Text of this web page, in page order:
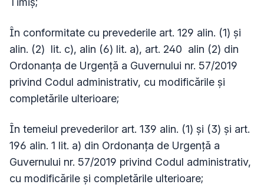
În conformitate cu prevederile art. 129 alin. (1) și
alin. (2) lit. c), alin (6) lit. a), art. 240 alin (2) din
Ordonanţa de Urgenţă a Guvernului nr. 57/2019
privind Codul administrativ, cu modificările și
completările ulterioare;
În temeiul prevederilor art. 139 alin. (1) și (3) și art.
196 alin. 1 lit. a) din Ordonanţa de Urgenţă a
Guvernului nr. 57/2019 privind Codul administrativ,
cu modificările și completările ulterioare;